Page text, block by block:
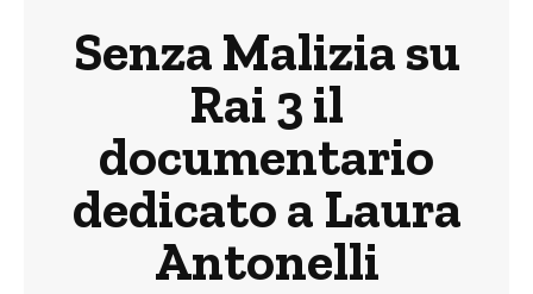
Senza Malizia su
Rai 3 il
documentario
dedicato a Laura
Antonelli